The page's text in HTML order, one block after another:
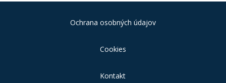
Ochrana osobných údajov
Cookies
Kontakt